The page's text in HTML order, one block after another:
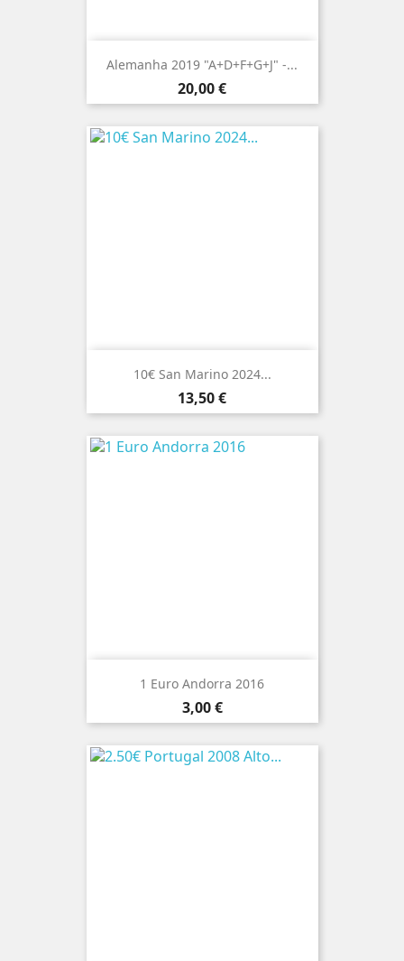
Alemanha 2019 "A+D+F+G+J" -...
Preço
20,00 €
10€ San Marino 2024...
Preço
13,50 €
1 Euro Andorra 2016
Preço
3,00 €